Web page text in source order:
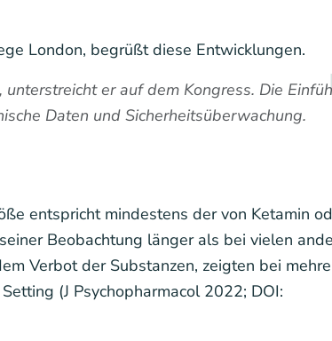
London, begrüßt diese Entwicklungen.
er auf dem Kongress. Die
Daten und Sicherheitsüberwachung.
entspricht mindestens der von Ketamin
Beobachtung länger als bei vielen
Verbot der Substanzen, zeigten bei
(J Psychopharmacol 2022; DOI: